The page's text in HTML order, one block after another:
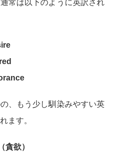
常は以下のように英訳され
、もう少し馴染みやすい英
ます。
欲）